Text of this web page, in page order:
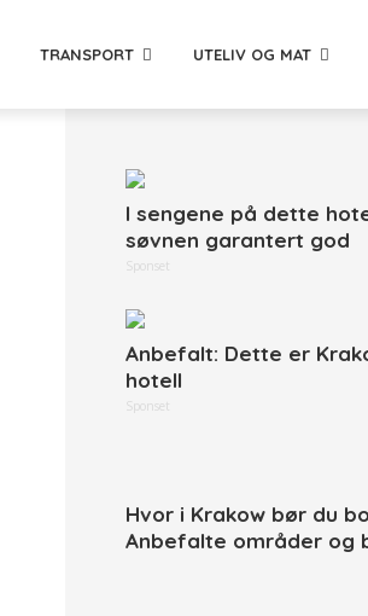
TRANSPORT UTELIV OG MAT
I sengene på dette
søvnen garantert god
Sponset
Anbefalt: Dette er
hotell
Sponset
Hvor i Krakow bør du
Anbefalte områder og